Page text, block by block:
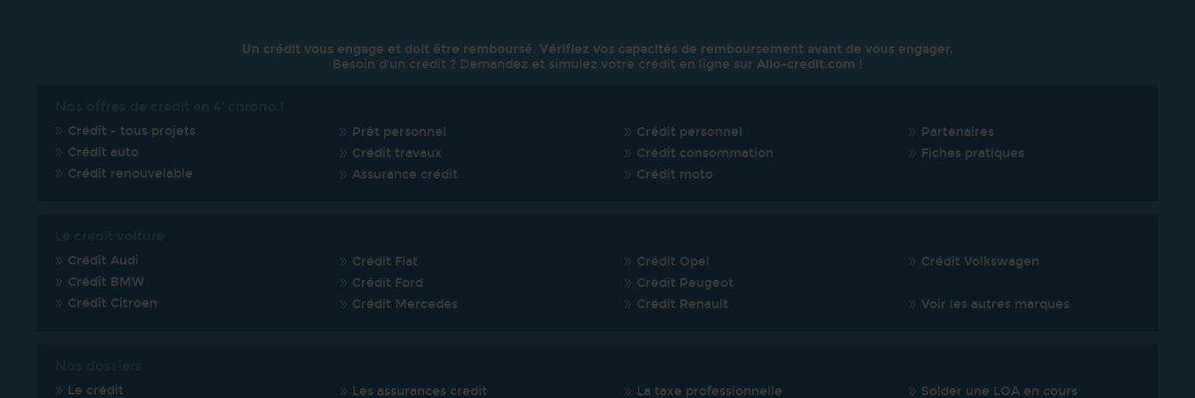
Un crédit vous engage et doit être remboursé. Vérifiez vos capacités de remboursement avant de vous engager.
Besoin d'un crédit ? Demandez et simulez votre crédit en ligne sur Allo-credit.com !
Crédit - tous projets
Crédit auto
Crédit renouvelable
Prêt personnel
Crédit travaux
Assurance crédit
Crédit personnel
Crédit consommation
Crédit moto
Partenaires
Fiches pratiques
Crédit Audi
Crédit BMW
Crédit Citroen
Crédit Fiat
Crédit Ford
Crédit Mercedes
Crédit Opel
Crédit Peugeot
Crédit Renault
Crédit Volkswagen
Voir les autres marques
Le crédit Les assurances credit La taxe professionnelle Solder une LOA en cours